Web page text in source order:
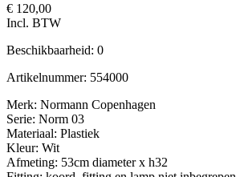
€ 120,00
Incl. BTW
Beschikbaarheid: 0
Artikelnummer: 554000
Merk: Normann Copenhagen
Serie: Norm 03
Materiaal: Plastiek
Kleur: Wit
Afmeting: 53cm diameter x h32